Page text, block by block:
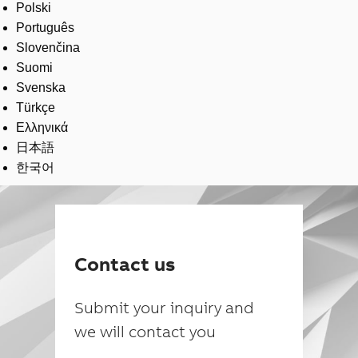
Polski
Português
Slovenčina
Suomi
Svenska
Türkçe
Ελληνικά
日本語
한국어
Contact us
Submit your inquiry and
we will contact you